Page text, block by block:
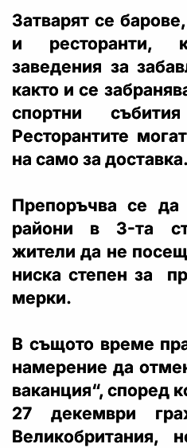
Затварят се
и ресторанти,
заведения за
както и се
спортни
Ресторантите
на само за доставка.
Препоръчва се
райони в 3-та
жители да не
ниска степен за
мерки.
В същото време
намерение да
ваканция“, според
27 декември
Великобритания,